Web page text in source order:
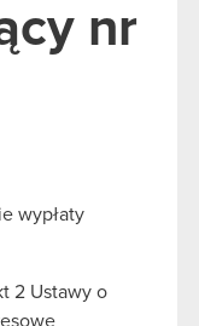
nr
wypłaty
2 Ustawy o